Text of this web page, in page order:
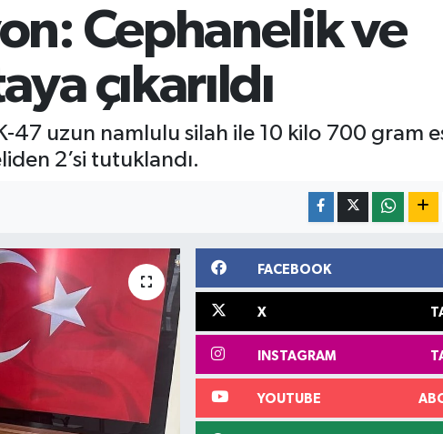
Cephanelik ve
çıkarıldı
47 uzun namlulu silah ile 10 kilo 700 gram
2’si tutuklandı.
FACEBOOK
X
INSTAGRAM
YOUTUBE